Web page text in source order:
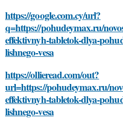
https://google.com.cy/url?
q=https://pohudeymax.ru/
effektivnyh-tabletok-dlya-
lishnego-vesa
https://ollieread.com/out?
url=https://pohudeymax.ru/
effektivnyh-tabletok-dlya-
lishnego-vesa